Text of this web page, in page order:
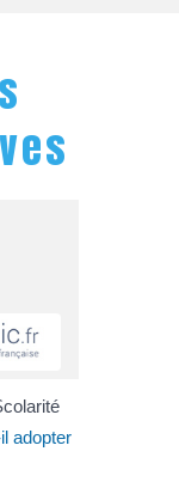
adopter